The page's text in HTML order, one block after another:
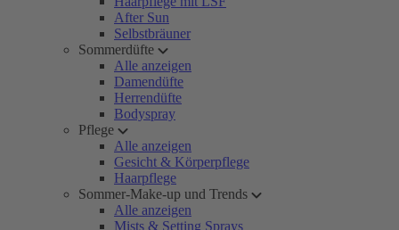
After Sun
Selbstbräuner
Sommerdüfte
Alle anzeigen
Damendüfte
Herrendüfte
Bodyspray
Pflege
Alle anzeigen
Gesicht & Körperpflege
Haarpflege
Sommer-Make-up und Trends
Alle anzeigen
Mists & Setting Sprays